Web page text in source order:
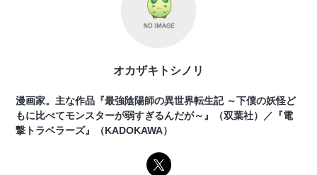
オカザキトシノリ
漫画家。主な作品『最強陰陽師の異世界転生記 ～下僕の妖怪ど
もに比べてモンスターが弱すぎるんだが～』（双葉社）／『電
撃トラベラーズ』（KADOKAWA）